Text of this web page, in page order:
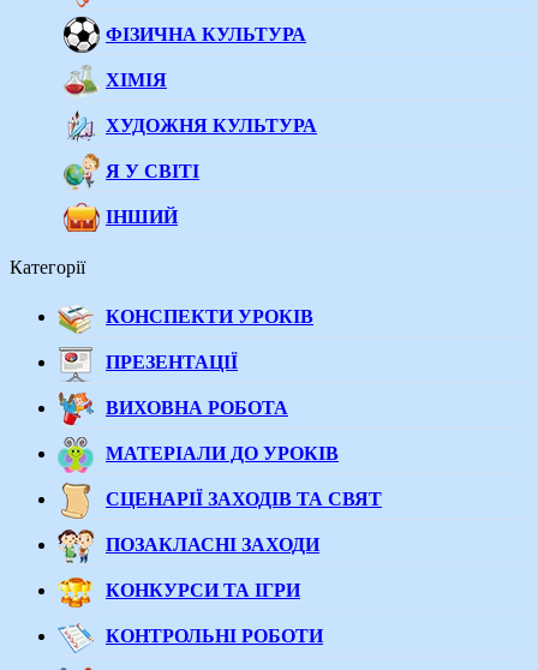
ФІЗИЧНА КУЛЬТУРА
ХІМІЯ
ХУДОЖНЯ КУЛЬТУРА
Я У СВІТІ
ІНШИЙ
Категорії
КОНСПЕКТИ УРОКІВ
ПРЕЗЕНТАЦІЇ
ВИХОВНА РОБОТА
МАТЕРІАЛИ ДО УРОКІВ
СЦЕНАРІЇ ЗАХОДІВ ТА СВЯТ
ПОЗАКЛАСНІ ЗАХОДИ
КОНКУРСИ ТА ІГРИ
КОНТРОЛЬНІ РОБОТИ